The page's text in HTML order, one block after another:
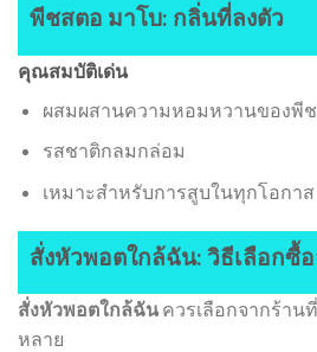
พีชสตอ มาโบ: กลิ่นที่ลงตัว
คุณสมบัติเด่น
ผสมผสานความหอมหวานของพีช
รสชาติกลมกล่อม
เหมาะสำหรับการสูบในทุกโอกาส
สั่งหัวพอตใกล้ฉัน: วิธีเลือกซื้
สั่งหัวพอตใกล้ฉัน ควรเลือกจากร้า
หลาย